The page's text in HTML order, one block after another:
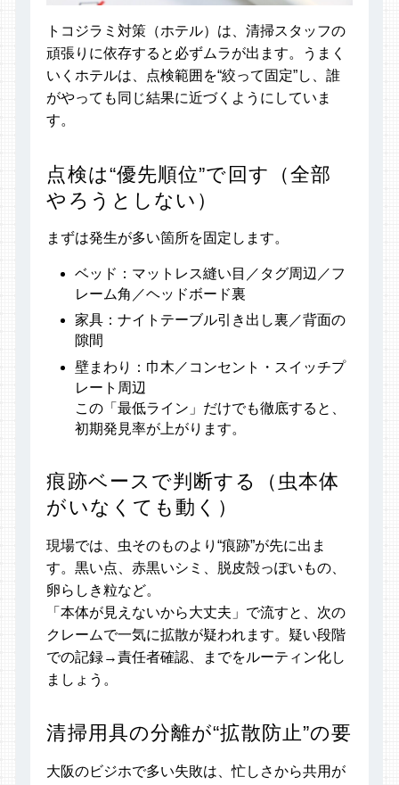
トコジラミ対策（ホテル）は、清掃スタッフの
頑張りに依存すると必ずムラが出ます。うまく
いくホテルは、点検範囲を“絞って固定”し、誰
がやっても同じ結果に近づくようにしていま
す。
点検は“優先順位”で回す（全部
やろうとしない）
まずは発生が多い箇所を固定します。
ベッド：マットレス縫い目／タグ周辺／フ
レーム角／ヘッドボード裏
家具：ナイトテーブル引き出し裏／背面の
隙間
壁まわり：巾木／コンセント・スイッチプ
レート周辺
この「最低ライン」だけでも徹底すると、
初期発見率が上がります。
痕跡ベースで判断する（虫本体
がいなくても動く）
現場では、虫そのものより“痕跡”が先に出ま
す。黒い点、赤黒いシミ、脱皮殻っぽいもの、
卵らしき粒など。
「本体が見えないから大丈夫」で流すと、次の
クレームで一気に拡散が疑われます。疑い段階
での記録→責任者確認、までをルーティン化し
ましょう。
清掃用具の分離が“拡散防止”の要
大阪のビジホで多い失敗は、忙しさから共用が